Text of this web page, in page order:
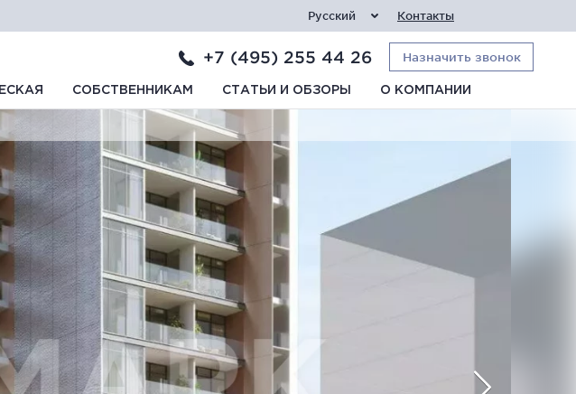
Русский Контакты
+7 (495) 255 44 26 Назначить звонок
СОБСТВЕННИКАМ СТАТЬИ И ОБЗОРЫ О КОМПАНИИ